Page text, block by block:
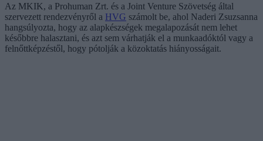
Az MKIK, a Prohuman Zrt. és a Joint Venture Szövetség által
szervezett rendezvényről a HVG számolt be, ahol Naderi Zsuzsanna
hangsúlyozta, hogy az alapkészségek megalapozását nem lehet
későbbre halasztani, és azt sem várhatják el a munkaadóktól vagy a
felnőttképzéstől, hogy pótolják a közoktatás hiányosságait.